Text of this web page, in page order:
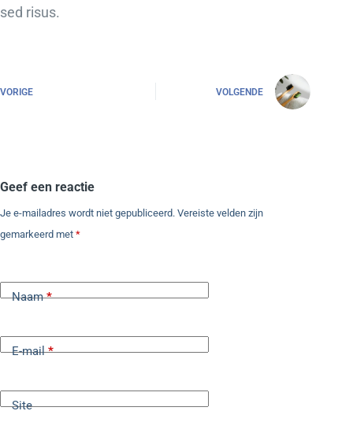
sed risus.
VORIGE VOLGENDE
Geef een reactie
Je e-mailadres wordt niet gepubliceerd. Vereiste velden zijn
gemarkeerd met *
Naam*
E-mail*
Site